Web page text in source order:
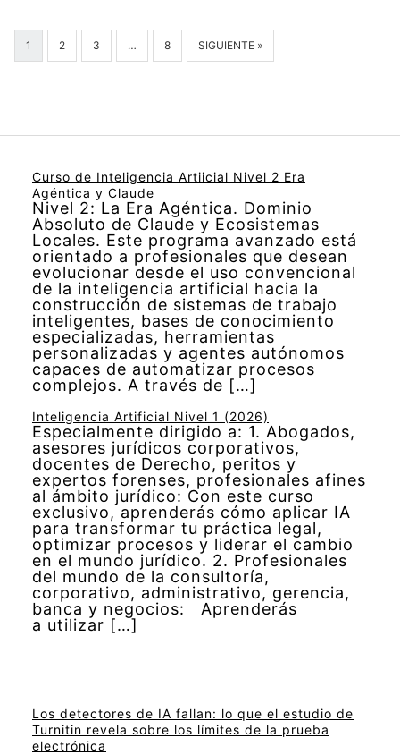
1 2 3 … 8 SIGUIENTE »
Curso de Inteligencia Artiicial Nivel 2 Era
Agéntica y Claude
Nivel 2: La Era Agéntica. Dominio
Absoluto de Claude y Ecosistemas
Locales. Este programa avanzado está
orientado a profesionales que desean
evolucionar desde el uso convencional
de la inteligencia artificial hacia la
construcción de sistemas de trabajo
inteligentes, bases de conocimiento
especializadas, herramientas
personalizadas y agentes autónomos
capaces de automatizar procesos
complejos. A través de […]
Inteligencia Artificial Nivel 1 (2026)
Especialmente dirigido a: 1. Abogados,
asesores jurídicos corporativos,
docentes de Derecho, peritos y
expertos forenses, profesionales afines
al ámbito jurídico: Con este curso
exclusivo, aprenderás cómo aplicar IA
para transformar tu práctica legal,
optimizar procesos y liderar el cambio
en el mundo jurídico. 2. Profesionales
del mundo de la consultoría,
corporativo, administrativo, gerencia,
banca y negocios: Aprenderás
a utilizar […]
Los detectores de IA fallan: lo que el estudio de
Turnitin revela sobre los límites de la prueba
electrónica